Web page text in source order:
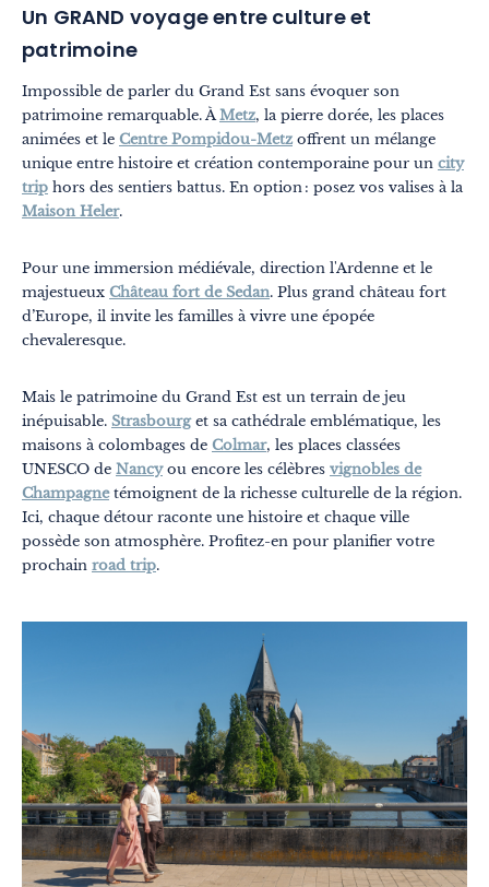
Thématiques Formats
Explore Grand Est
Été
En famille
À deux
Montagne
En ville
Insolite
Gastronomie
Excellence
Un GRAND voyage entre culture et
patrimoine
Impossible de parler du Grand Est sans évoquer son
patrimoine remarquable. ÀMetz, la pierre dorée, les places
animées et le Centre Pompidou-Metz offrent un mélange
unique entre histoire et création contemporaine pour un city
trip hors des sentiers battus. En option : posez vos valises à la
Maison Heler.
Pour une immersion médiévale, direction l'Ardenne et le
majestueux Château fort de Sedan. Plus grand château fort
d’Europe, il invite les familles à vivre une épopée
chevaleresque.
Mais le patrimoine du Grand Est est un terrain de jeu
inépuisable. Strasbourget sa cathédrale emblématique, les
maisons à colombages de Colmar, les places classées
UNESCO de Nancyou encore les célèbres vignobles de
Champagnetémoignent de la richesse culturelle de la région.
Ici, chaque détour raconte une histoire et chaque ville
possède son atmosphère. Profitez-en pour planifier votre
prochain road trip.